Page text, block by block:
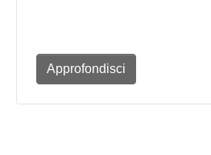
Approfondisci